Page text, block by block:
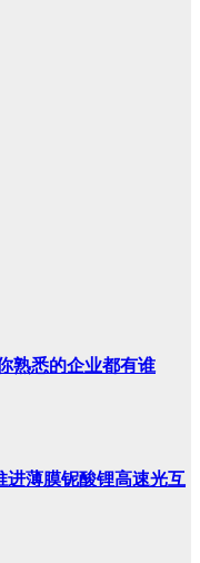
熟悉的企业都有谁
进薄膜铌酸锂高速光互